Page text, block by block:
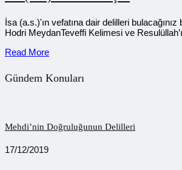
İsa (a.s.)'ın vefatına dair delilleri
Hodri MeydanTeveffi Kelimesi ve
Read More
Gündem Konuları
Mehdi’nin Doğruluğunun Delilleri
17/12/2019